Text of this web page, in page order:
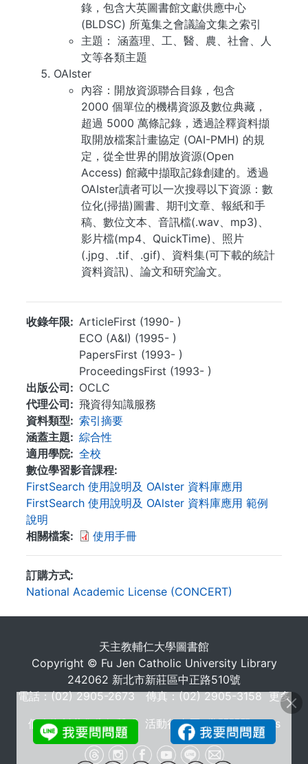
錄，包含大英圖書館文獻供應中心
(BLDSC) 所蒐集之會議論文集之索引
主題： 涵蓋理、工、醫、農、社會、人
文等各類主題
OAIster
內容：開放資源聯合目錄，包含
2000 個單位的機構資源及數位典藏，
超過 5000 萬條記錄，透過詮釋資料擷
取開放檔案計畫協定 (OAI-PMH) 的規
定，從全世界的開放資源(Open
Access) 館藏中擷取記錄創建的。透過
OAIster讀者可以一次搜尋以下資源：數
位化(掃描)圖書、期刊文章、報紙和手
稿、數位文本、音訊檔(.wav、mp3)、
影片檔(mp4、QuickTime)、照片
(.jpg、.tif、.gif)、資料集(可下載的統計
資料資訊)、論文和研究論文。
收錄年限
ArticleFirst (1990- )
ECO (A&I) (1995- )
PapersFirst (1993- )
ProceedingsFirst (1993- )
出版公司
OCLC
代理公司
飛資得知識服務
資料類型
索引摘要
涵蓋主題
綜合性
適用學院
全校
數位學習影音課程
FirstSearch 使用說明及 OAlster 資料庫應用
FirstSearch 使用說明及 OAlster 資料庫應用 範例
說明
相關檔案
使用手冊
訂購方式
National Academic License (CONCERT)
天主教輔仁大學圖書館
Copyright © Fu Jen Catholic University Library
242062 新北市新莊區中正路510號
電話：(02) 2905-2673 傳真：(02) 2905-3158更多
個人資料蒐集告知聲明 活動行事曆 常問問題 FAQs